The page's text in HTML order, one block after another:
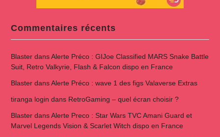
Commentaires récents
BlasterdansAlerte Préco : GIJoe Classified MARS Snake Battle
Suit, Retro Valkyrie, Flash & Falcon dispo en France
BlasterdansAlerte Préco : wave 1 des figs Valaverse Extras
tiranga login dans RetroGaming – quel écran choisir ?
BlasterdansAlerte Preco : Star Wars TVC Amani Guard et
Marvel Legends Vision & Scarlet Witch dispo en France